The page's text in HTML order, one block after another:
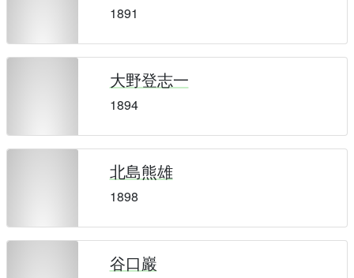
1891
大野登志一
1894
北島熊雄
1898
谷口巖